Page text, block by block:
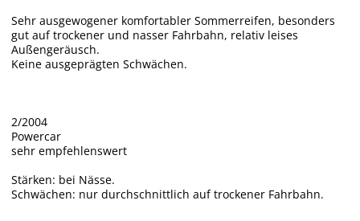
Sehr ausgewogener komfortabler Sommerreifen, besonders
gut auf trockener und nasser Fahrbahn, relativ leises
Außengeräusch.
Keine ausgeprägten Schwächen.
2/2004
Powercar
sehr empfehlenswert
Stärken: bei Nässe.
Schwächen: nur durchschnittlich auf trockener Fahrbahn.